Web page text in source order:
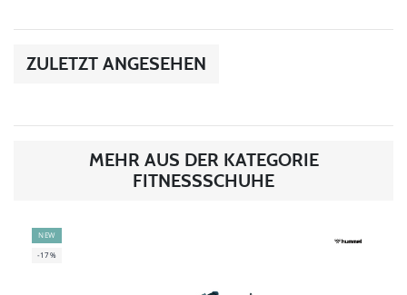
ZULETZT ANGESEHEN
MEHR AUS DER KATEGORIE
FITNESSSCHUHE
NEW
-17%